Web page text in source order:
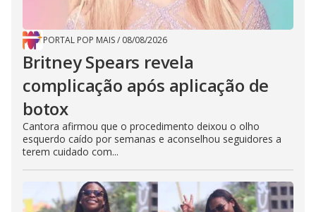
PORTAL POP MAIS/ 08/08/2026
Britney Spears revela
complicação após aplicação de
botox
Cantora afirmou que o procedimento deixou o olho
esquerdo caído por semanas e aconselhou seguidores a
terem cuidado com...